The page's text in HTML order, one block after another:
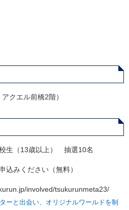
クエル前橋2階）
生（13歳以上） 抽選10名
みください（無料）
involved/tsukurunmeta23/
ーと出会い、オリジナルワールドを制